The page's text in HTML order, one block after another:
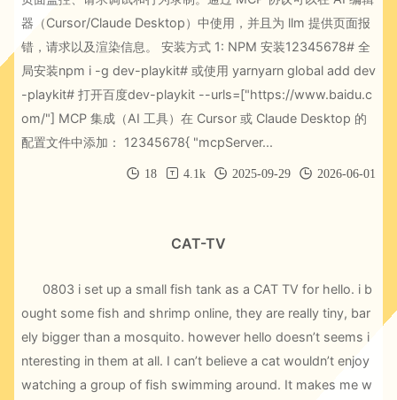
器（Cursor/Claude Desktop）中使用，并且为 llm 提供页面报
错，请求以及渲染信息。 安装方式 1: NPM 安装12345678# 全
局安装npm i -g dev-playkit# 或使用 yarnyarn global add dev
-playkit# 打开百度dev-playkit --urls=["https://www.baidu.c
om/"] MCP 集成（AI 工具）在 Cursor 或 Claude Desktop 的
配置文件中添加： 12345678{ "mcpServer...
18 4.1k 2025-09-29 2026-06-01
CAT-TV
0803 i set up a small fish tank as a CAT TV for hello. i b
ought some fish and shrimp online, they are really tiny, bar
ely bigger than a mosquito. however hello doesn’t seems i
nteresting in them at all. I can’t believe a cat wouldn’t enjoy
watching a group of fish swimming around. It makes me w